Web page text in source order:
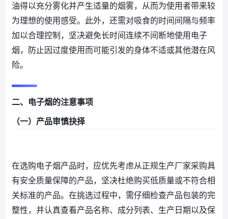
油得以充分雾化并产生适量的烟雾，从而为使用者带来较
为理想的使用感受。此外，还需对吸食的时间间隔与频率
加以合理控制，坚决避免长时间连续不间断地使用电子
烟，防止因过度使用而可能引发的身体不适或其他潜在风
险。
二、电子烟的注意事项
（一）产品审慎抉择
在选购电子烟产品时，应优先考虑从正规生产厂家采购具
有安全质量保障的产品，坚决杜绝购买低质量或不符合相
关标准的产品。在挑选过程中，需仔细检查产品包装的完
整性，并认真查看产品名称、成分列表、生产日期以及保